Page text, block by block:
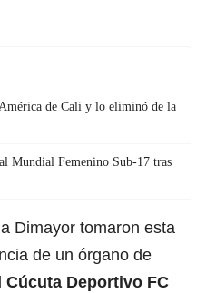
de Cali y lo eliminó de la
Mundial Femenino Sub-17 tras
Dimayor tomaron esta
de un órgano de
Cúcuta Deportivo FC